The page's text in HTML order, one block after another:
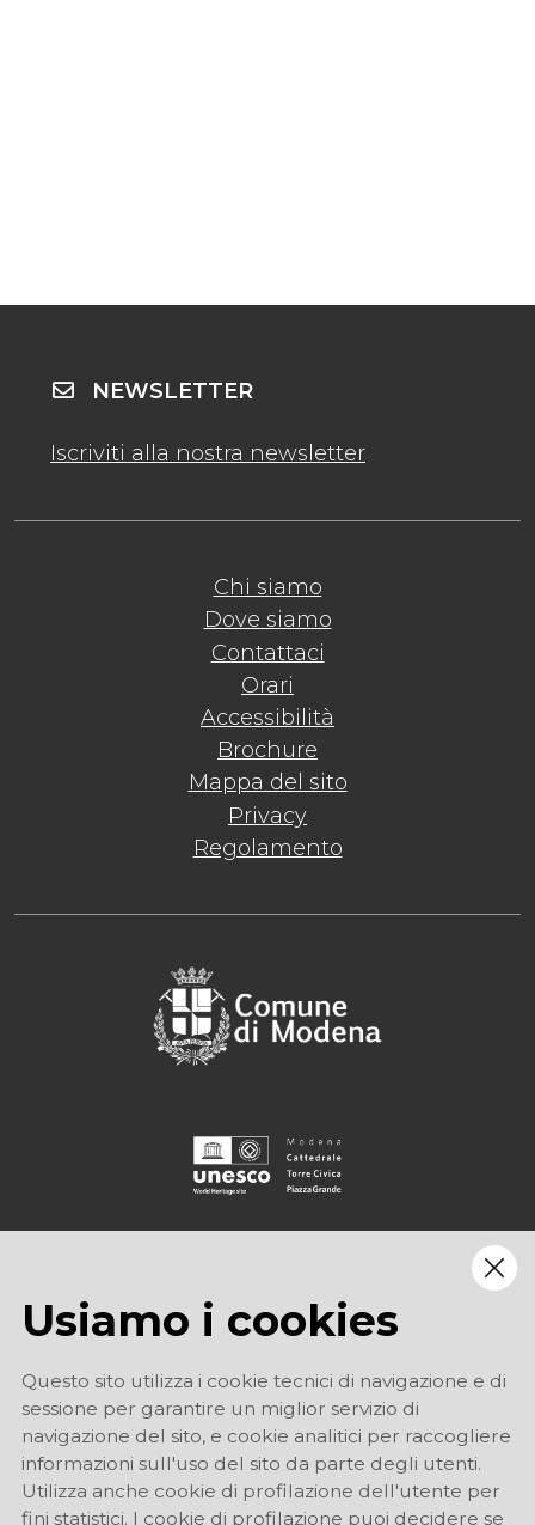
Chi siamo
Dove siamo
Contattaci
Orari
Accessibilità
Brochure
Mappa del sito
Privacy
Regolamento
NEWSLETTER
Iscriviti alla nostra newsletter
Usiamo i cookies
Questo sito utilizza i cookie tecnici di navigazione e di
sessione per garantire un miglior servizio di
navigazione del sito, e cookie analitici per raccogliere
informazioni sull'uso del sito da parte degli utenti.
Utilizza anche cookie di profilazione dell'utente per
fini statistici. I cookie di profilazione puoi decidere se